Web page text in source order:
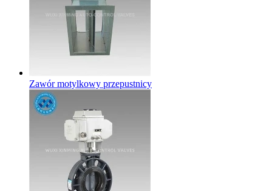
Zawór motylkowy przepustnicy